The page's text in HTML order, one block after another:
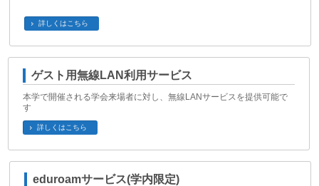
詳しくはこちら
ゲスト用無線LAN利用サービス
本学で開催される学会来場者に対し、無線LANサービスを提供可能で
す
詳しくはこちら
eduroamサービス(学内限定)